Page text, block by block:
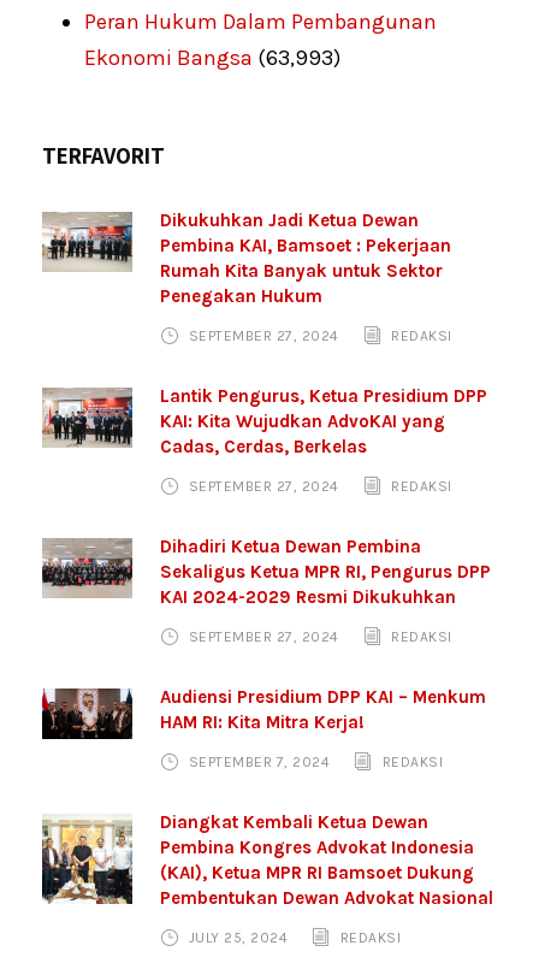
Peran Hukum Dalam Pembangunan
Ekonomi Bangsa (63,993)
TERFAVORIT
Dikukuhkan Jadi Ketua Dewan
Pembina KAI, Bamsoet : Pekerjaan
Rumah Kita Banyak untuk Sektor
Penegakan Hukum
SEPTEMBER 27, 2024 REDAKSI
Lantik Pengurus, Ketua Presidium DPP
KAI: Kita Wujudkan AdvoKAI yang
Cadas, Cerdas, Berkelas
SEPTEMBER 27, 2024 REDAKSI
Dihadiri Ketua Dewan Pembina
Sekaligus Ketua MPR RI, Pengurus DPP
KAI 2024-2029 Resmi Dikukuhkan
SEPTEMBER 27, 2024 REDAKSI
Audiensi Presidium DPP KAI – Menkum
HAM RI: Kita Mitra Kerja!
SEPTEMBER 7, 2024 REDAKSI
Diangkat Kembali Ketua Dewan
Pembina Kongres Advokat Indonesia
(KAI), Ketua MPR RI Bamsoet Dukung
Pembentukan Dewan Advokat Nasional
JULY 25, 2024 REDAKSI